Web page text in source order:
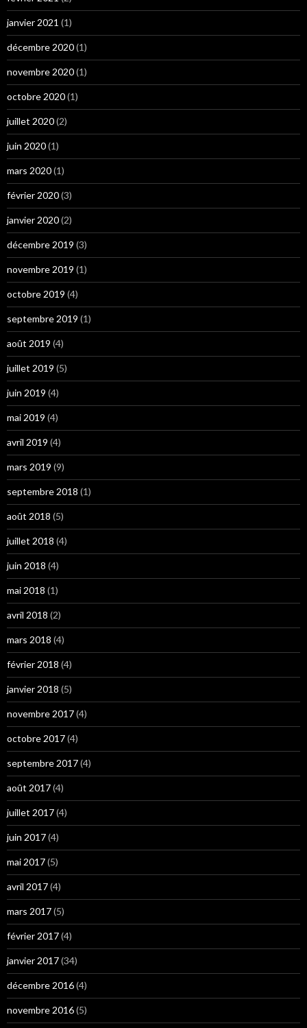
janvier 2021 (1)
décembre 2020(1)
novembre 2020(1)
octobre 2020(1)
juillet 2020(2)
juin 2020(1)
mars 2020(1)
février 2020(3)
janvier 2020(2)
décembre 2019 (3)
novembre 2019 (1)
octobre 2019 (4)
septembre 2019 (1)
août 2019 (4)
juillet 2019 (5)
juin 2019 (4)
mai 2019 (4)
avril 2019 (4)
mars 2019 (9)
septembre 2018 (1)
août 2018 (5)
juillet 2018 (4)
juin 2018 (4)
mai 2018 (1)
avril 2018 (2)
mars 2018 (4)
février 2018 (4)
janvier 2018 (5)
novembre 2017(4)
octobre 2017(4)
septembre 2017(4)
août 2017(4)
juillet 2017(4)
juin 2017(4)
mai 2017(5)
avril 2017(4)
mars 2017(5)
février 2017(4)
janvier 2017(34)
décembre 2016(4)
novembre 2016(5)